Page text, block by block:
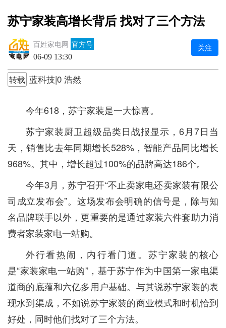
苏宁家装高增长背后 找对了三个方法
百姓家电网 官方号
06-09 13:30
关注
转载 蓝科技|0 浩然
今年618，苏宁家装是一大惊喜。
苏宁家装厨卫超级品类日战报显示，6月7日当
天，销售比去年同期增长528%，智能产品同比增长
968%。其中，增长超过100%的品牌高达186个。
今年3月，苏宁召开“不止卖家电还卖家装有限公
司成立发布会”。这场发布会明确的信号是，除与知
名品牌联手以外，更重要的是通过家装六件套助力消
费者家装家电一站购。
外行看热闹，内行看门道。苏宁家装的核心
是“家装家电一站购”，基于苏宁作为中国第一家电渠
道商的底蕴和六亿多用户基础。与其说苏宁家装的表
现水到渠成，不如说苏宁家装的商业模式和时机恰到
好处，同时他们找对了三个方法。